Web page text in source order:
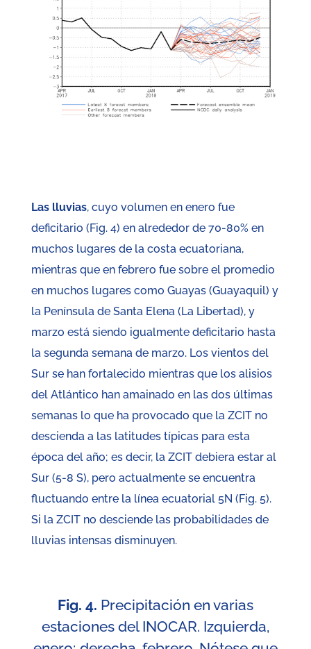
Las lluvias, cuyo volumen en enero fue
deficitario (Fig. 4) en alrededor de 70-80% en
muchos lugares de la costa ecuatoriana,
mientras que en febrero fue sobre el promedio
en muchos lugares como Guayas (Guayaquil) y
la Península de Santa Elena (La Libertad), y
marzo está siendo igualmente deficitario hasta
la segunda semana de marzo. Los vientos del
Sur se han fortalecido mientras que los alisios
del Atlántico han amainado en las dos últimas
semanas lo que ha provocado que la ZCIT no
descienda a las latitudes típicas para esta
época del año; es decir, la ZCIT debiera estar al
Sur (5-8 S), pero actualmente se encuentra
fluctuando entre la línea ecuatorial 5N (Fig. 5).
Si la ZCIT no desciende las probabilidades de
lluvias intensas disminuyen.
Fig. 4. Precipitación en varias
estaciones del INOCAR. Izquierda,